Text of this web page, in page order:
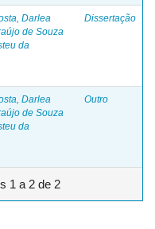
Darlea
de Souza
da
Dissertação
Darlea
de Souza
da
Outro
1 a 2 de 2